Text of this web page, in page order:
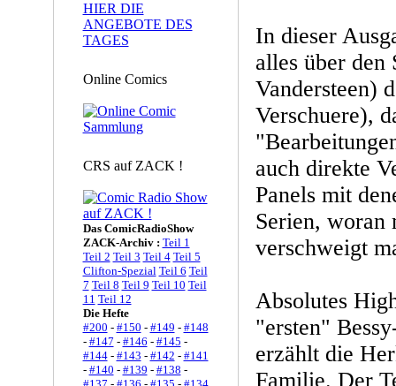
HIER DIE
ANGEBOTE DES
TAGES
Online Comics
CRS auf ZACK !
Das ComicRadioShow
ZACK-Archiv : Teil 1
Teil 2 Teil 3 Teil 4 Teil 5
Clifton-Spezial Teil 6 Teil
7 Teil 8 Teil 9 Teil 10 Teil
11 Teil 12
Die Hefte
#200 - #150 - #149 - #148
- #147 - #146 - #145 -
#144- #143 - #142 - #141
- #140 - #139 - #138 -
In dieser
alles über
Vandersteen)
Verschuere),
auch direkte
Panels mit
Serien, woran
verschweigt
Absolutes
"ersten"
erzählt die
Familie. Der